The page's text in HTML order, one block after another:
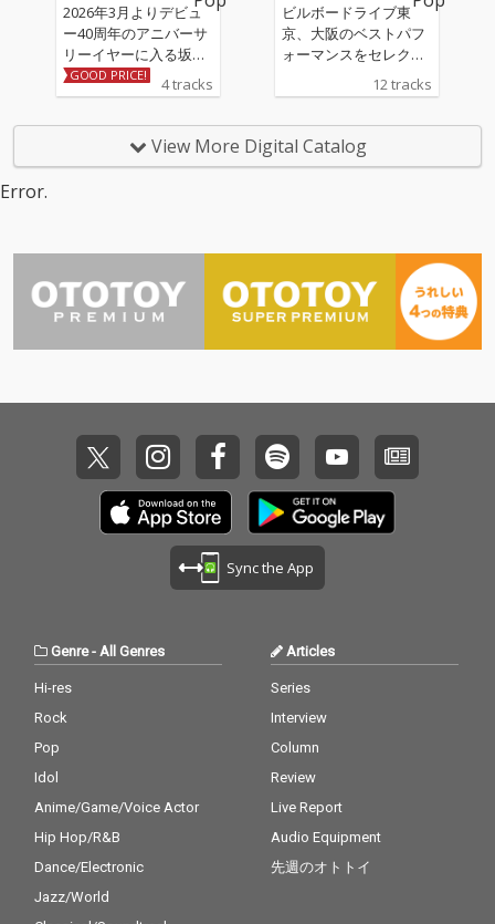
2026年3月よりデビュ
ー40周年のアニバーサ
リーイヤーに入る坂本
冬美の記念シングル 収
録される表題曲「遠い
リング曲「しあわせ十
色」は坂本冬美と同じ
の若草恵が担当。
GOOD PRICE! 4 tracks
ビルボードライブ東
京、大阪のベストパフ
ォーマンスをセレクト
12 tracks
View More Digital Catalog
Error.
Sync the App
Genre- All Genres
Hi-res
Rock
Pop
Idol
Anime/Game/Voice Actor
Hip Hop/R&B
Dance/Electronic
Jazz/World
Articles
Series
Interview
Column
Review
Live Report
Audio Equipment
先週のオトトイ